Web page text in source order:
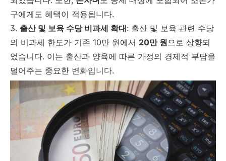
구에게도 혜택이 적용됩니다.
3. 출산 및 보육 수당 비과세 확대: 출산 및 보육 관련 수당
의 비과세 한도가 기존 10만 원에서 20만 원으로 상향되
었습니다. 이는 출산과 양육에 따른 가정의 경제적 부담을
덜어주는 중요한 변화입니다.